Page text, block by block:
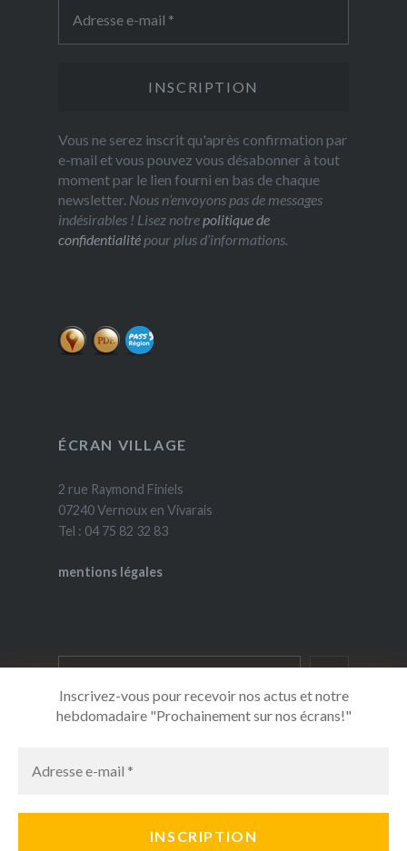
Inscrivez-vous pour recevoir nos actus et notre
hebdomadaire "Prochainement sur nos écrans!"
Vous ne serez inscrit qu'après confirmation par
e-mail et vous pouvez vous désabonner à tout
moment par le lien fourni en bas de chaque
newsletter. Nous n’envoyons pas de messages
indésirables ! Lisez notre politique de
confidentialitépour plus d’informations.
ÉCRAN VILLAGE
2 rue Raymond Finiels
07240 Vernoux en Vivarais
Tel : 04 75 82 32 83
mentions légales
Rechercher